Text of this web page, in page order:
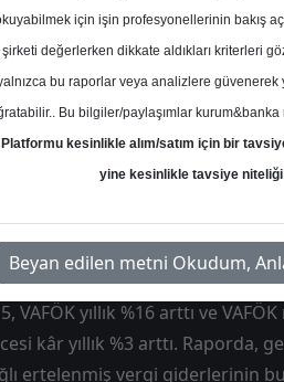
TABGD - TAB Gıda için hedef
Gıda’nın 1Ç26 sonuçlarını
en zayıf sezonsal
olumlu bulunduğu
değil, ağırlıklı olarak vergi
Portföyünde tutmaya devam
milyon TL net satış, 2.235
VAFÖK yıllık %16 arttı ve
kâr yıllık %3 arttı. Raporda,
ertelenmiş vergi giderlerinin bu
için işin profesyonellerinin bakış
şirketi değerlerken dikkate aldıkları kriterleri
bu raporlar veya analizlere güvenerek
Bu bilgiler/paylaşımlar kurum&banka
Platformu kesinlikle alım/satım için bir
yine kesinlikle tavsiye niteliği